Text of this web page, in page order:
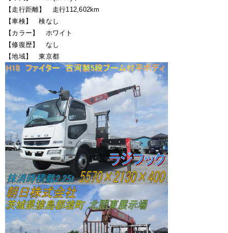
【走行距離】 走行112,602km
【車検】 検なし
【カラー】 ホワイト
【修復歴】 なし
【地域】 東京都